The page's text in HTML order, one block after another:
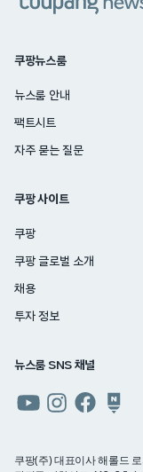
쿠팡뉴스룸
뉴스룸 안내
팩트시트
자주 묻는 질문
쿠팡 사이트
쿠팡
쿠팡 글로벌 소개
채용
투자 정보
뉴스룸 SNS 채널
유튜브인스타그램
페이스북네이버
쿠팡(주) 대표이사 해롤드